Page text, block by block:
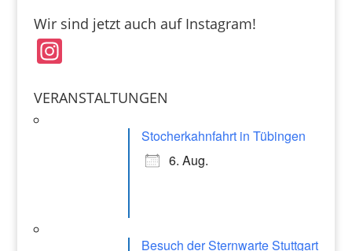
c
e
b
o
ai
l
at
p
Wir sind jetzt auch auf Instagram!
In
a
VERANSTALTUNGEN
Stocherkahnfahrt in Tübingen
6. Aug.
Besuch der Sternwarte Stuttgart